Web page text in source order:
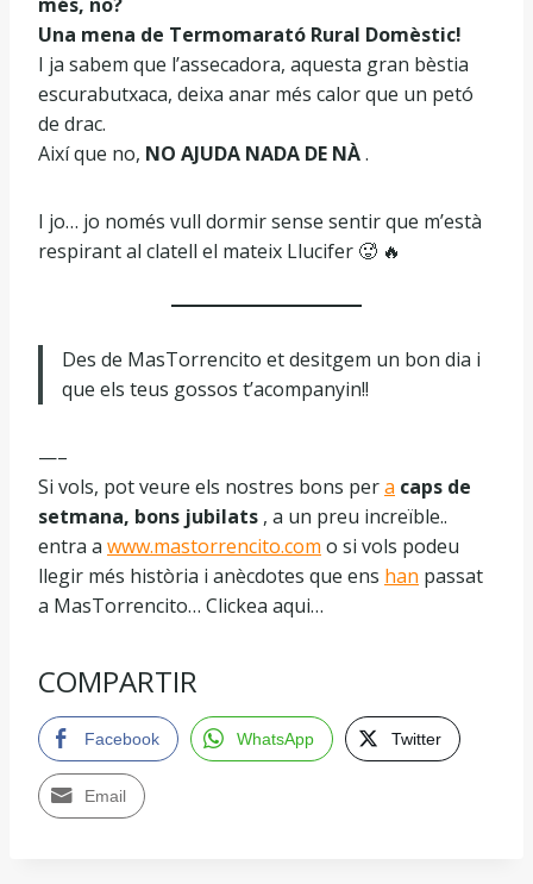
Una mena de Termomarató Rural Domèstic!
I ja sabem que l’assecadora, aquesta gran bèstia
escurabutxaca, deixa anar més calor que un petó
de drac.
Així que no, NO AJUDA NADA DE NÀ.
I jo… jo només vull dormir sense sentir que m’està
respirant al clatell el mateix Llucifer 🥵 🔥
Des de MasTorrencito et desitgem un bon dia i
que els teus gossos t’acompanyin!!
—–
Si vols, pot veure els nostres bons pera caps de
setmana, bons jubilats , a un preu increïble..
entra a www.mastorrencito.com o si vols podeu
llegir més història i anècdotes que ens han passat
a MasTorrencito… Clickea aqui…
COMPARTIR
Facebook WhatsApp Twitter
Email